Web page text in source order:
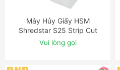
ĐẶT NGAY
Máy Hủy Giấy HSM
Shredstar S25 Strip Cut
Shredder
Vui lòng gọi